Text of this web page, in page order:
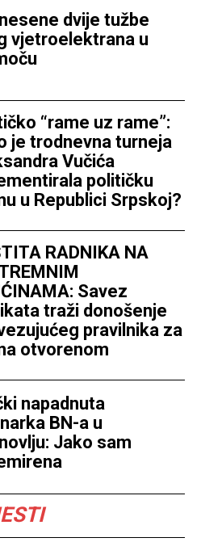
dvije tužbe
vjetroelektrana u
“rame uz rame”:
je trodnevna turneja
Vučića
političku
u Republici Srpskoj?
RADNIKA NA
Savez
traži donošenje
pravilnika za
otvorenom
napadnuta
BN-a u
Jako sam